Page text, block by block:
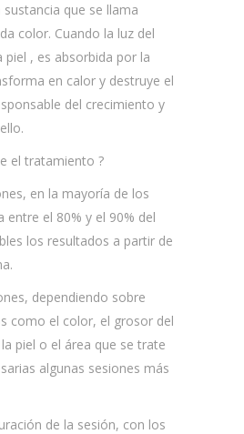
sustancia que se llama
color. Cuando la luz del
piel , es absorbida por la
en calor y destruye el
del crecimiento y
el tratamiento ?
en la mayoría de los
entre el 80% y el 90% del
los resultados a partir de
dependiendo sobre
como el color, el grosor del
piel o el área que se trate
algunas sesiones más
de la sesión, con los